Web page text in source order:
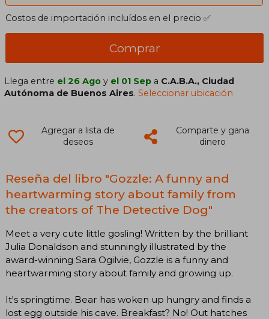
Costos de importación incluídos en el precio ✅
Comprar
Llega entre el 26 Ago y el 01 Sep a C.A.B.A., Ciudad
Autónoma de Buenos Aires.Seleccionar ubicación
Agregar a lista de
deseos
Comparte y gana
dinero
Reseña del libro "Gozzle: A funny and
heartwarming story about family from
the creators of The Detective Dog"
Meet a very cute little gosling! Written by the brilliant
Julia Donaldson and stunningly illustrated by the
award-winning Sara Ogilvie, Gozzle is a funny and
heartwarming story about family and growing up.
It's springtime. Bear has woken up hungry and finds a
lost egg outside his cave. Breakfast? No! Out hatches